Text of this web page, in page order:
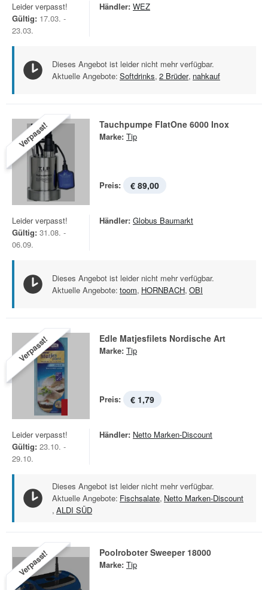
Leider verpasst!
Gültig: 17.03. -
23.03.
Händler: WEZ
Dieses Angebot ist leider nicht mehr verfügbar.
Aktuelle Angebote: Softdrinks, 2 Brüder, nahkauf
Verpasst! Tauchpumpe FlatOne 6000 Inox
Marke: Tip
Preis: € 89,00
Leider verpasst!
Gültig: 31.08. -
06.09.
Händler: Globus Baumarkt
Dieses Angebot ist leider nicht mehr verfügbar.
Aktuelle Angebote: toom, HORNBACH, OBI
Verpasst! Edle Matjesfilets Nordische Art
Marke: Tip
Preis: € 1,79
Leider verpasst!
Gültig: 23.10. -
29.10.
Händler: Netto Marken-Discount
Dieses Angebot ist leider nicht mehr verfügbar.
Aktuelle Angebote: Fischsalate, Netto Marken-Discount
, ALDI SÜD
Verpasst! Poolroboter Sweeper 18000
Marke: Tip